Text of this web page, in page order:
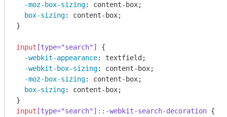
-moz-box-sizing: content-box;
box-sizing: content-box;
}
input [type="search"]
{
-webkit-appearance: textfield;
-webkit-box-sizing: content-box;
-moz-box-sizing: content-box;
box-sizing: content-box;
input [type="search"] ::-webkit-search-decoration {